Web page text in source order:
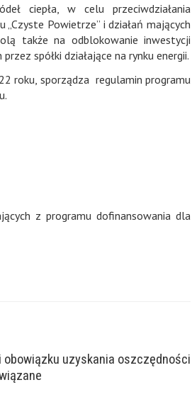
ciepła, w celu przeciwdziałania
Powietrze” i działań mających
także na odblokowanie inwestycji
spółki działające na rynku energii.
roku, sporządza regulamin programu
z programu dofinansowania dla
uzyskania oszczędności